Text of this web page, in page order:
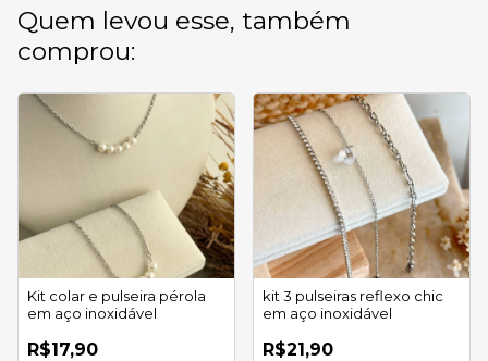
Quem levou esse, também
comprou:
Kit colar e pulseira pérola
em aço inoxidável
R$17,90
kit 3 pulseiras reflexo chic
em aço inoxidável
R$21,90